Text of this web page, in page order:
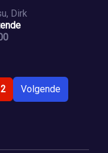
Dirk
Volgende